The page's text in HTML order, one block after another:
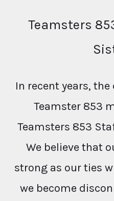
Teamsters
In recent years,
Teamster 853
Teamsters 853
We believe that
strong as our ties
we become